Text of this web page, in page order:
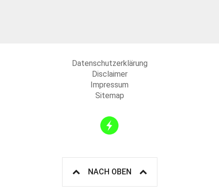
Datenschutzerklärung
Disclaimer
Impressum
Sitemap
NACH OBEN